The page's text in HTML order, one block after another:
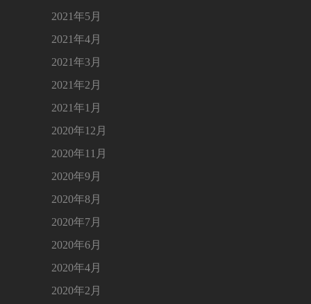
2021年5月
2021年4月
2021年3月
2021年2月
2021年1月
2020年12月
2020年11月
2020年9月
2020年8月
2020年7月
2020年6月
2020年4月
2020年2月